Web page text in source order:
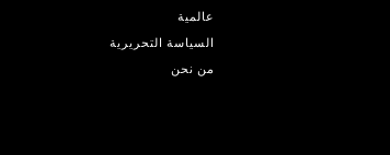
عالمية
السياسة التحريرية
من نحن